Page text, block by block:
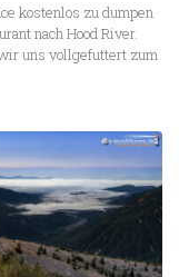
kostenlos zu dumpen
nach Hood River.
uns vollgefuttert zum